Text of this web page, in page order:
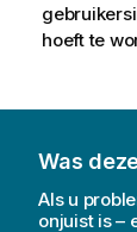
hoeft te
Was
Als u
onjuist is –